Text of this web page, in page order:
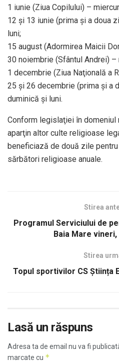
1 iunie (Ziua Copilului) –
12 şi 13 iunie (prima şi a doua
luni;
15 august (Adormirea Maicii
30 noiembrie (Sfântul Andrei) –
1 decembrie (Ziua Naţională a
25 şi 26 decembrie (prima şi a
duminică şi luni.
Conform legislaţiei în domeniul
aparţin altor culte religioase
beneficiază de două zile
sărbători religioase anuale.
Stirea
Programul Serviciului de
Baia Mare
Stirea
Topul sportivilor CS Știința
Lasă un răspuns
Adresa ta de email nu va fi
marcate cu *